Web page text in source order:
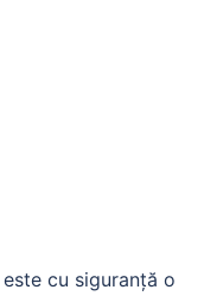
cu siguranță o